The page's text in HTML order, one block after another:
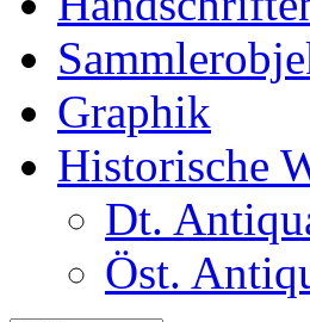
Graphik
Historische
Dt.
Öst.